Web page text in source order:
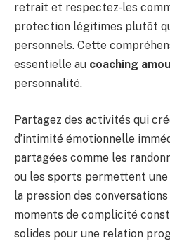
retrait et respectez-les
protection légitimes plutôt
personnels. Cette
essentielle au coaching
personnalité.
Partagez des activités qui
d’intimité émotionnelle
partagées comme les
ou les sports permettent une
la pression des
moments de complicité
solides pour une relation